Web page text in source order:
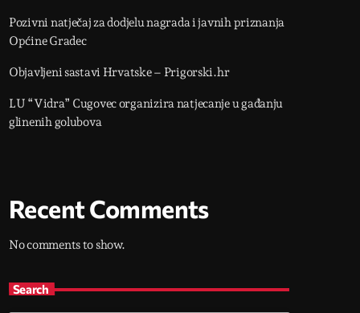
Pozivni natječaj za dodjelu nagrada i javnih priznanja
Općine Gradec
Objavljeni sastavi Hrvatske – Prigorski.hr
LU “Vidra” Cugovec organizira natjecanje u gađanju
glinenih golubova
Recent Comments
No comments to show.
Search